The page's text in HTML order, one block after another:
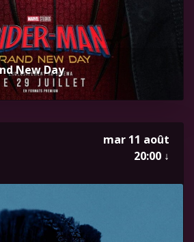
New Day
mar 11 août
20:00 ↓